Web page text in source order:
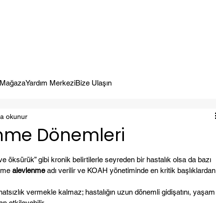
MağazaYardım MerkeziBize Ulaşın
Dönemleri
okunur
öksürük” gibi kronik belirtilerle seyreden bir hastalık olsa da bazı
alevlenme adı verilir ve KOAH yönetiminde en kritik başlıklardan
vermekle kalmaz; hastalığın uzun dönemli gidişatını, yaşam